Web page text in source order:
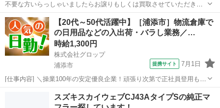
不要な方いらっしゃいましたらお譲りもしくは買取させていただきた
いです😭 買取の場合、金額は相談させてください🙇‍♀️ 取引場所はでき
れば宜野湾市付近を希望です😖 土日でしたら基本何時でも、平日でし
たら19時以降可能です！ よ...
沖縄 宜野湾市 てだこ浦西駅 買いたい/ください
【20代～50代活躍中】［浦添市］物流倉庫で
の日用品などの入出荷・バラし業務／…
時給1,300円
株式会社グロップ
浦添市
提携サイト 7月1日
[仕事内容] ＼操業100年の安定優良企業！頑張り次第で正社員登用もあ
り／ ────────────────────────── 社員同士の仲が良く、風
通しの良い社風が自慢で、 「人間関係でのストレスが少ない」との声
工場
スズキスカイウェブCJ43AタイプSの純正マ